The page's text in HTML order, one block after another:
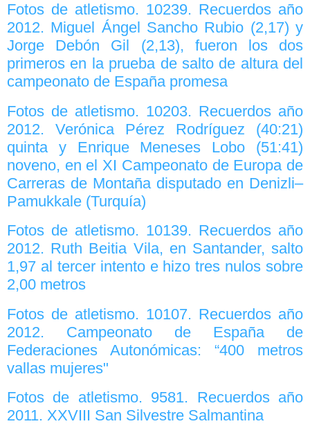
Fotos de atletismo. 10239. Recuerdos año
2012. Miguel Ángel Sancho Rubio (2,17) y
Jorge Debón Gil (2,13), fueron los dos
primeros en la prueba de salto de altura del
campeonato de España promesa
Fotos de atletismo. 10203. Recuerdos año
2012. Verónica Pérez Rodríguez (40:21)
quinta y Enrique Meneses Lobo (51:41)
noveno, en el XI Campeonato de Europa de
Carreras de Montaña disputado en Denizli–
Pamukkale (Turquía)
Fotos de atletismo. 10139. Recuerdos año
2012. Ruth Beitia Vila, en Santander, salto
1,97 al tercer intento e hizo tres nulos sobre
2,00 metros
Fotos de atletismo. 10107. Recuerdos año
2012. Campeonato de España de
Federaciones Autonómicas: “400 metros
vallas mujeres"
Fotos de atletismo. 9581. Recuerdos año
2011. XXVIII San Silvestre Salmantina